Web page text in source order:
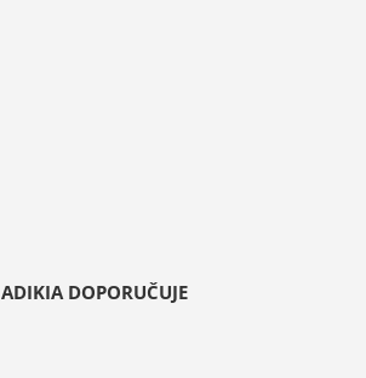
ADIKIA DOPORUČUJE